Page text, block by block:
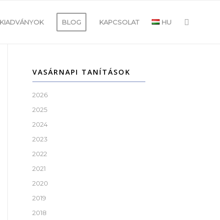
KIADVÁNYOK BLOG KAPCSOLAT HU
VASÁRNAPI TANÍTÁSOK
2026
2025
2024
2023
2022
2021
2020
2019
2018